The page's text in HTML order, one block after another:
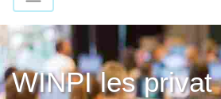
WINPI les privat